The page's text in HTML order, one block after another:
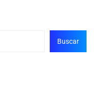
Buscar